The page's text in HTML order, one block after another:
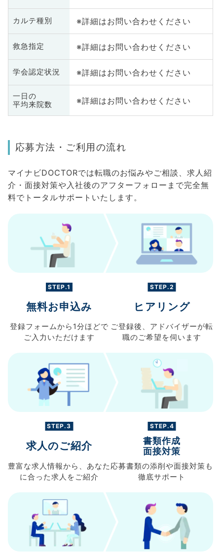
カルテ種別 ※詳細はお問い合わせください
救急指定 ※詳細はお問い合わせください
学会認定状況 ※詳細はお問い合わせください
一日の
平均来院数
※詳細はお問い合わせください
応募方法・ご利用の流れ
マイナビDOCTORでは転職のお悩みやご相談、求人紹
介・面接対策や入社後のアフターフォローまで完全無
料でトータルサポートいたします。
STEP.1
無料お申込み
登録フォームから 1分ほどで
ご入力 いただけます
STEP.2
ヒアリング
ご登録後、 アドバイザーが転
職のご希望を伺います
STEP.3
求人のご紹介
豊富な求人情報から、 あなた
に合った求人を ご紹介
STEP.4
書類作成
面接対策
応募書類の添削や面接対策も
徹底サポート